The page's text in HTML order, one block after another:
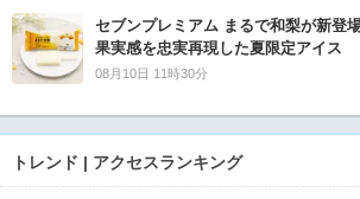
セブンプレミアム まるで和梨が新登
果実感を忠実再現した夏限定アイス
08月10日 11時30分
トレンド | アクセスランキング